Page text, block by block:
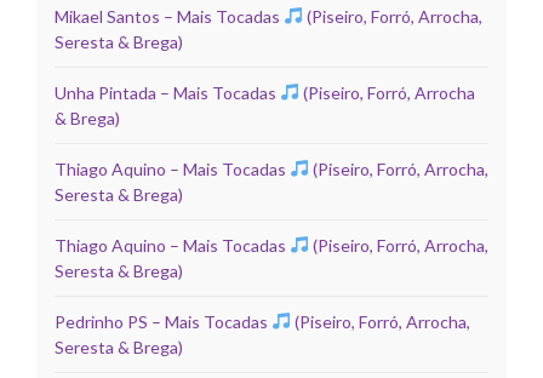
Mikael Santos – Mais Tocadas
(Piseiro, Forró, Arrocha,
Seresta & Brega)
Unha Pintada – Mais Tocadas
(Piseiro, Forró, Arrocha
& Brega)
Thiago Aquino – Mais Tocadas
(Piseiro, Forró, Arrocha,
Seresta & Brega)
Thiago Aquino – Mais Tocadas
(Piseiro, Forró, Arrocha,
Seresta & Brega)
Pedrinho PS – Mais Tocadas
(Piseiro, Forró, Arrocha,
Seresta & Brega)